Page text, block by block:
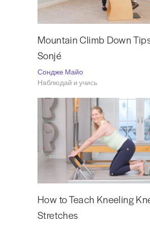
Mountain Climb Down
Sonjé
Сондже Майо
Наблюдай и учись
How to Teach Kneeling
Stretches